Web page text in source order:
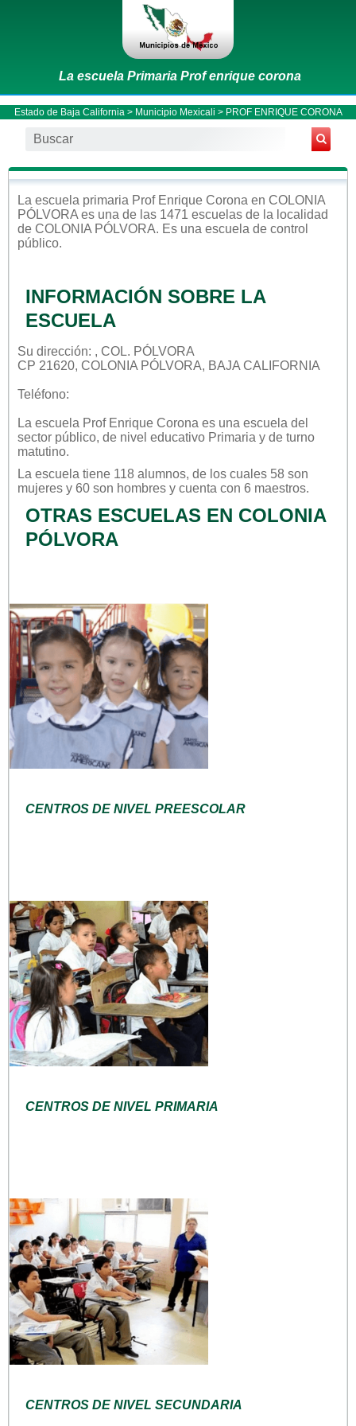
La escuela Primaria Prof enrique corona
Estado de Baja California > Municipio Mexicali > PROF ENRIQUE CORONA
La escuela primaria Prof Enrique Corona en COLONIA
PÓLVORA es una de las 1471 escuelas de la localidad
de COLONIA PÓLVORA. Es una escuela de control
público.
INFORMACIÓN SOBRE LA
ESCUELA
Su dirección: , COL. PÓLVORA
CP 21620, COLONIA PÓLVORA, BAJA CALIFORNIA
Teléfono:
La escuela Prof Enrique Corona es una escuela del
sector público, de nivel educativo Primaria y de turno
matutino.
La escuela tiene 118 alumnos, de los cuales 58 son
mujeres y 60 son hombres y cuenta con 6 maestros.
OTRAS ESCUELAS EN COLONIA
PÓLVORA
CENTROS DE NIVEL PREESCOLAR
CENTROS DE NIVEL PRIMARIA
CENTROS DE NIVEL SECUNDARIA